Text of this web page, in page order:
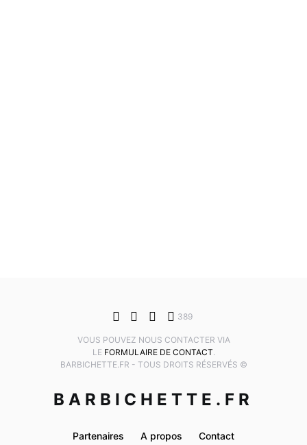
389
VOUS POUVEZ NOUS CONTACTER VIA
LE FORMULAIRE DE CONTACT.
BARBICHETTE.FR - TOUS DROITS RÉSERVÉS ©
BARBICHETTE.FR
Partenaires A propos Contact